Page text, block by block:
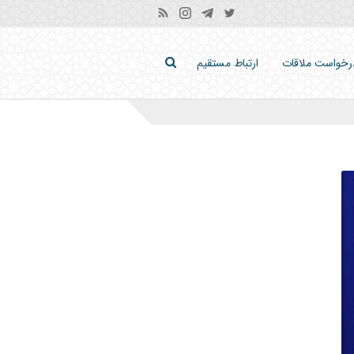
ملاقات ارتباط مستقیم